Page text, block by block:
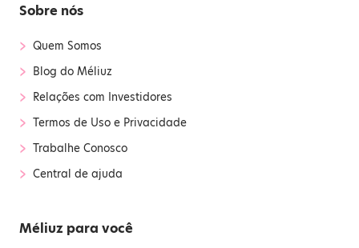
Sobre nós
› Quem Somos
› Blog do Méliuz
› Relações com Investidores
› Termos de Uso e Privacidade
› Trabalhe Conosco
› Central de ajuda
Méliuz para você